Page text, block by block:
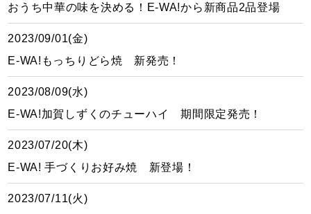
おうち中華の味を決める！E-WA!から新商品2品登場
2023/09/01(金)
E-WA!もっちりどら焼 新発売！
2023/08/09(水)
E-WA!加賀しずくのチューハイ 期間限定発売！
2023/07/20(木)
E-WA! 手づくりお好み焼 新登場！
2023/07/11(火)